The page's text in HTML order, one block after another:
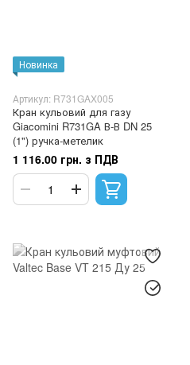
Новинка
Артикул: R731GAX005
Кран кульовий для газу
Giacomini R731GA В-В DN 25
(1") ручка-метелик
1 116.00 грн. з ПДВ